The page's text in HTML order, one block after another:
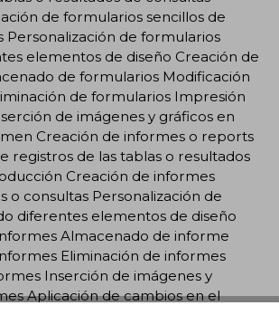
de formularios sencillos de
Personalización de formularios
elementos de diseño Creación de
de formularios Modificación
de formularios Impresión
de imágenes y gráficos en
Creación de informes o reports
registros de las tablas o resultados
Creación de informes
o consultas Personalización de
diferentes elementos de diseño
Almacenado de informe
Eliminación de informes
Inserción de imágenes y
Aplicación de cambios en el